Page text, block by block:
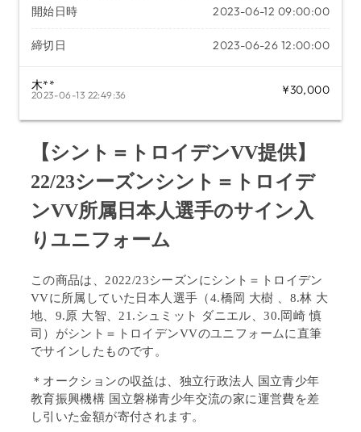
開始日時 2023-06-12 09:00:00
締切日 2023-06-26 12:00:00
木**
2023-06-13 22:49:36 ¥30,000
【シント＝トロイデンVV提供】
22/23シーズンシント＝トロイデ
ンVV所属日本人選手のサイン入
りユニフォーム
この商品は、2022/23シーズンにシント＝トロイデン
VVに所属していた日本人選手（4.橋岡 大樹 、8.林 大
地、9.原 大智、21.シュミット ダニエル、30.岡崎 慎
司）がシント＝トロイデンVVのユニフォームに直筆
でサインしたものです。
＊オークションの収益は、独立行政法人 国立青少年
教育振興機構国立磐梯青少年交流の家に運営費を差
し引いた金額が寄付されます。